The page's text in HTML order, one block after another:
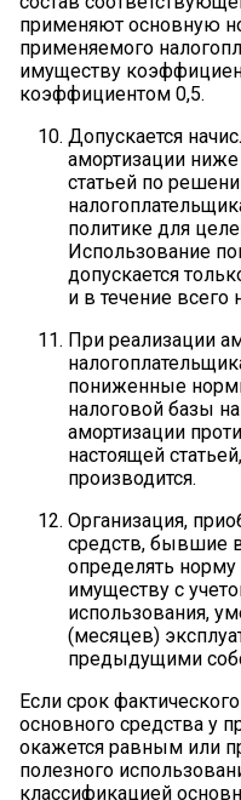
применяют основную
применяемого
имуществу
коэффициентом 0,5.
Допускается
амортизации
статьей по
политике для
Использование
допускается
и в течение всего
При реализации
пониженные
налоговой базы
амортизации
настоящей
производится.
Организация,
средств, бывшие
определять
имуществу с
использования,
(месяцев)
предыдущими
Если срок
основного средства у
окажется равным или
полезного
классификацией